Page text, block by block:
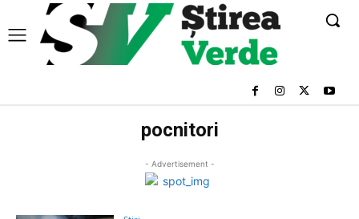
pocnitori
- Advertisement -